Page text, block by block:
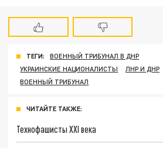
ТЕГИ:
ВОЕННЫЙ ТРИБУНАЛ В ДНР
УКРАИНСКИЕ НАЦИОНАЛИСТЫ
ЛНР И ДНР
ВОЕННЫЙ ТРИБУНАЛ
ЧИТАЙТЕ ТАКЖЕ:
Технофашисты XXI века